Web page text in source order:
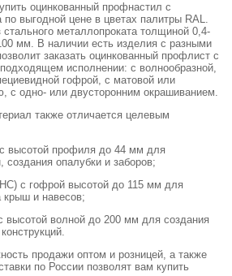
оцинкованный профнастил с
по выгодной цене в цветах палитры RAL.
стального металлопроката толщиной 0,4-
мм. В наличии есть изделия с разными
заказать оцинкованный профлист с
исполнении: с волнообразной,
гофрой, с матовой или
с одно- или двусторонним окрашиванием.
также отличается целевым
высотой профиля до 44 мм для
создания опалубки и заборов;
с гофрой высотой до 115 мм для
крыш и навесов;
высотой волной до 200 мм для создания
продажи оптом и розницей, а также
по России позволят вам купить